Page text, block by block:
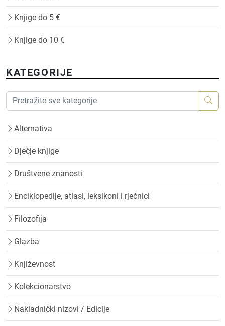
Knjige do 5 €
Knjige do 10 €
KATEGORIJE
Alternativa
Dječje knjige
Društvene znanosti
Enciklopedije, atlasi, leksikoni i rječnici
Filozofija
Glazba
Književnost
Kolekcionarstvo
Nakladnički nizovi / Edicije